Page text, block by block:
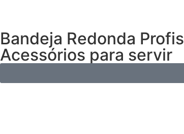
Bandeja Redonda
Acessórios para servir